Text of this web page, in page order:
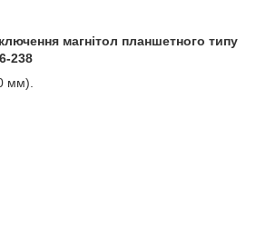
магнітол планшетного типу
238
мм).